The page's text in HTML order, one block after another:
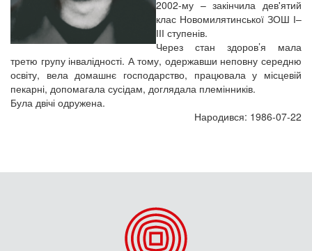
2002-му – закінчила дев'ятий
клас Новомилятинської ЗОШ І–
ІІІ ступенів.
Через стан здоров’я мала
третю групу інвалідності. А тому, одержавши неповну середню
освіту, вела домашнє господарство, працювала у місцевій
пекарні, допомагала сусідам, доглядала племінників.
Була двічі одружена.
Народився: 1986-07-22